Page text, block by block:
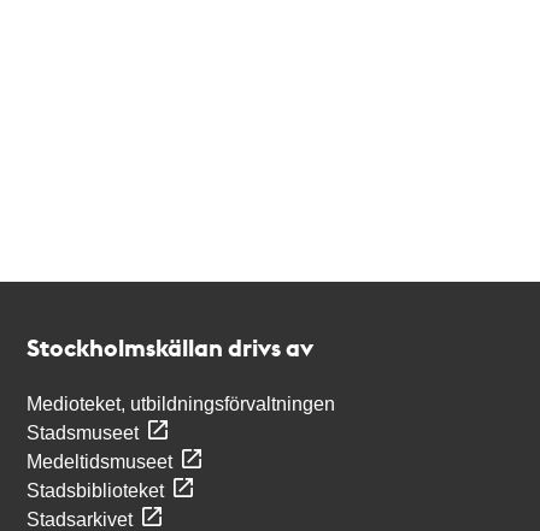
Stockholmskällan drivs av
Medioteket, utbildningsförvaltningen
Stadsmuseet
Medeltidsmuseet
Stadsbiblioteket
Stadsarkivet